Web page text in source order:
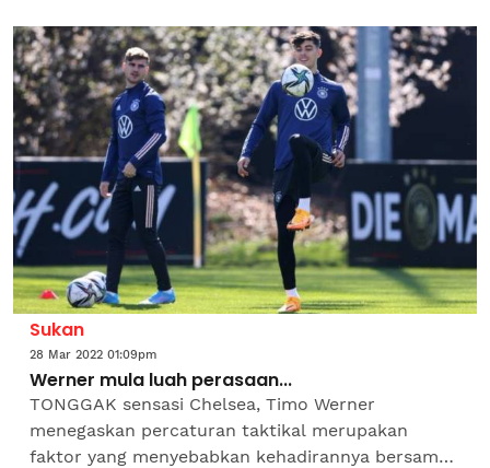
2-0. Digemuruh...
Sukan
28 Mar 2022 01:09pm
Werner mula luah perasaan...
TONGGAK sensasi Chelsea, Timo Werner
menegaskan percaturan taktikal merupakan
faktor yang menyebabkan kehadirannya bersama